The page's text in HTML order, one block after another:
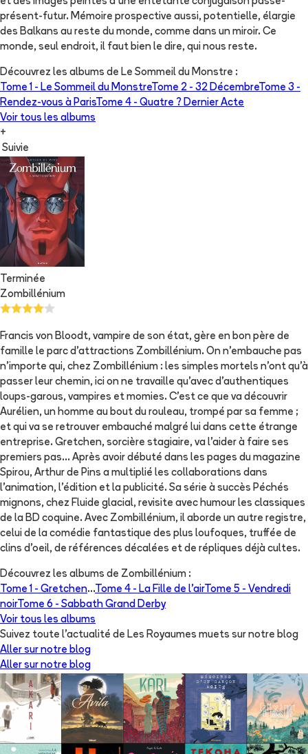
présent-futur. Mémoire prospective aussi, potentielle, élargie
des Balkans au reste du monde, comme dans un miroir. Ce
monde, seul endroit, il faut bien le dire, qui nous reste.
Découvrez les albums de Le Sommeil du Monstre :
Tome 1 - Le Sommeil du MonstreTome 2 - 32 DécembreTome 3 -
Rendez-vous à ParisTome 4 - Quatre ? Dernier Acte
Voir tous les albums
+
Suivie
Terminée
Zombillénium
Francis von Bloodt, vampire de son état, gère en bon père de
famille le parc d'attractions Zombillénium. On n'embauche pas
n'importe qui, chez Zombillénium : les simples mortels n'ont qu'à
passer leur chemin, ici on ne travaille qu'avec d'authentiques
loups-garous, vampires et momies. C'est ce que va découvrir
Aurélien, un homme au bout du rouleau, trompé par sa femme ;
et qui va se retrouver embauché malgré lui dans cette étrange
entreprise. Gretchen, sorcière stagiaire, va l'aider à faire ses
premiers pas... Après avoir débuté dans les pages du magazine
Spirou, Arthur de Pins a multiplié les collaborations dans
l'animation, l'édition et la publicité. Sa série à succès Péchés
mignons, chez Fluide glacial, revisite avec humour les classiques
de la BD coquine. Avec Zombillénium, il aborde un autre registre,
celui de la comédie fantastique des plus loufoques, truffée de
clins d'oeil, de références décalées et de répliques déjà cultes.
Découvrez les albums de Zombillénium :
Tome 1 - Gretchen...Tome 4 - La Fille de l’airTome 5 - Vendredi
noirTome 6 - Sabbath Grand Derby
Voir tous les albums
Suivez toute l'actualité de Les Royaumes muets sur notre blog
Aller sur notre blog
Aller sur notre blog